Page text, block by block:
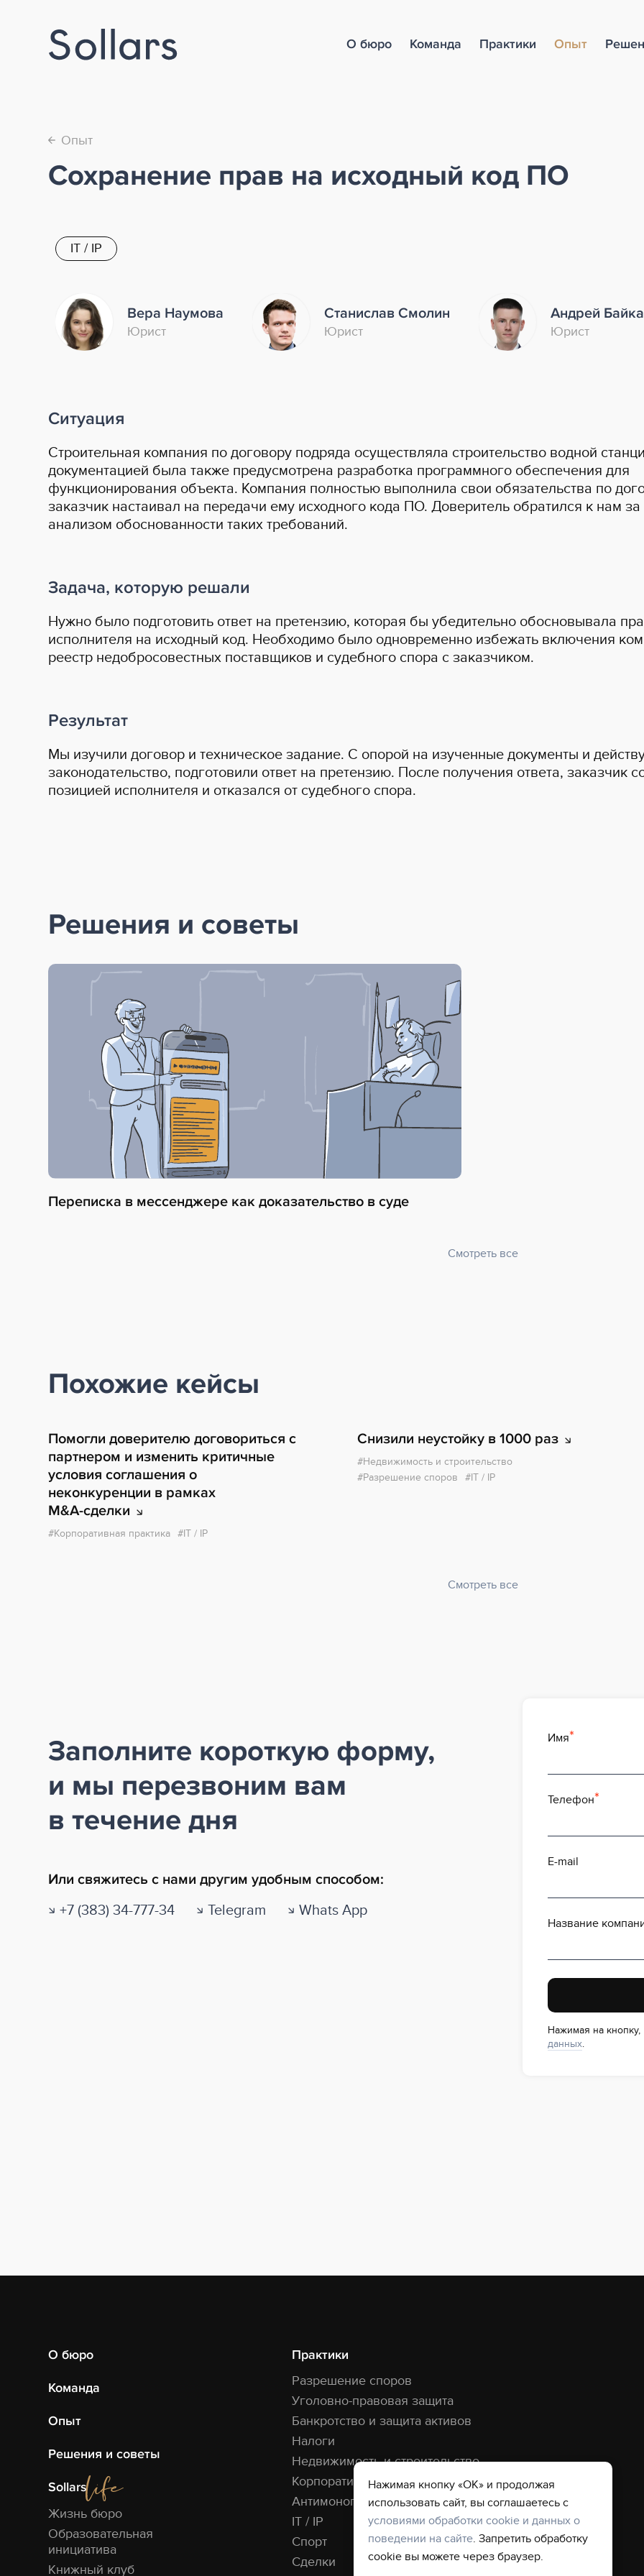
О бюро Команда Практики Опыт
← Опыт
Сохранение прав на исходный код ПО
IT / IP
Вера Наумова
Юрист
Станислав Смолин
Юрист
Андрей
Юрист
Ситуация
Строительная компания по договору подряда осуществляла строительство водной
документацией была также предусмотрена разработка программного обеспечения для
функционирования объекта. Компания полностью выполнила свои обязательства по
заказчик настаивал на передачи ему исходного кода ПО. Доверитель обратился к нам
анализом обоснованности таких требований.
Задача, которую решали
Нужно было подготовить ответ на претензию, которая бы убедительно обосновывала
исполнителя на исходный код. Необходимо было одновременно избежать включения
реестр недобросовестных поставщиков и судебного спора с заказчиком.
Результат
Мы изучили договор и техническое задание. С опорой на изученные документы и
законодательство, подготовили ответ на претензию. После получения ответа, заказчик
позицией исполнителя и отказался от судебного спора.
Решения и советы
Переписка в мессенджере как доказательство в суде
Смотреть все
Похожие кейсы
Помогли доверителю договориться с
партнером и изменить критичные
условия соглашения о
неконкуренции в рамках
M&A-сделки
Корпоративная практика IT / IP
Снизили неустойку в 1000 раз
Недвижимость и строительство
Разрешение споров
IT / IP
Смотреть все
Заполните короткую форму,
и мы перезвоним вам
в течение дня
Имя
Телефон
E-mail
Название
Нажимая на
данных.
Или свяжитесь с нами другим удобным способом:
+7 (383) 34-777-34
Telegram Whats App
О бюро
Команда
Практики
Разрешение споров
Уголовно-правовая защита
Банкротство и защита активов
Налоги
Недвижимость и строительство
Корпоративная практика
Антимонопольная практика
IT / IP
Спорт
Сделки
Опыт
Решения и советы
Sollars
Жизнь бюро
Образовательная
инициатива
Книжный клуб
Нажимая кнопку «ОК» и продолжая
использовать сайт, вы соглашаетесь с
условиями обработки cookie и данных о
поведении на сайте. Запретить обработку
cookie вы можете через браузер.